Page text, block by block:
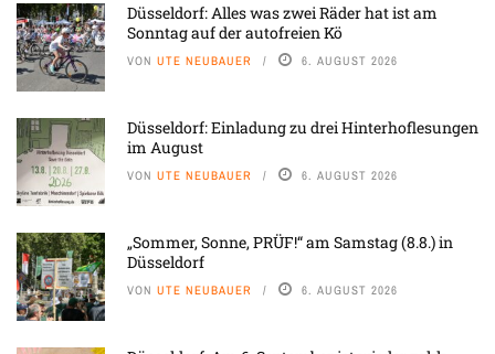
Düsseldorf: Alles was zwei Räder hat ist am
Sonntag auf der autofreien Kö
VON UTE NEUBAUER 6. AUGUST 2026
Düsseldorf: Einladung zu drei Hinterhoflesungen
im August
VON UTE NEUBAUER 6. AUGUST 2026
„Sommer, Sonne, PRÜF!“ am Samstag (8.8.) in
Düsseldorf
VON UTE NEUBAUER 6. AUGUST 2026